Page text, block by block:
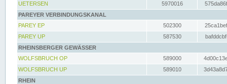
UETERSEN
5970016
PAREYER VERBINDUNGSKANAL
PAREY EP
502300
PAREY UP
587530
RHEINSBERGER GEWÄSSER
WOLFSBRUCH OP
589000
WOLFSBRUCH UP
589010
RHEIN